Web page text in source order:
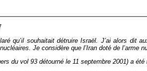
qu’il souhaitait détruire Israël. J’ai alors dit
Je considère que l’Iran doté de l’arme
du vol 93 détourné le 11 septembre 2001) a